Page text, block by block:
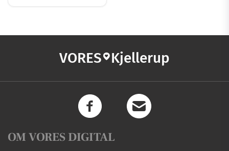
VORES Kjellerup
OM VORES DIGITAL